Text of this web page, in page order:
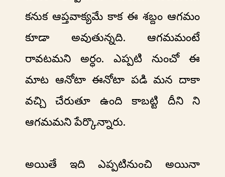
కనుక ఆప్తవాక్యమే కాక ఈ శబ్దం ఆగమం
కూడా అవుతున్నది. ఆగమమంటే
రావటమని అర్ధం. ఎప్పటి నుంచో ఈ
మాట ఆనోటా ఈనోటా పడి మన దాకా
వచ్చి చేరుతూ ఉంది కాబట్టి దీని ని
ఆగమమని పేర్కొన్నారు.
అయితే ఇది ఎప్పటినుంచి అయినా